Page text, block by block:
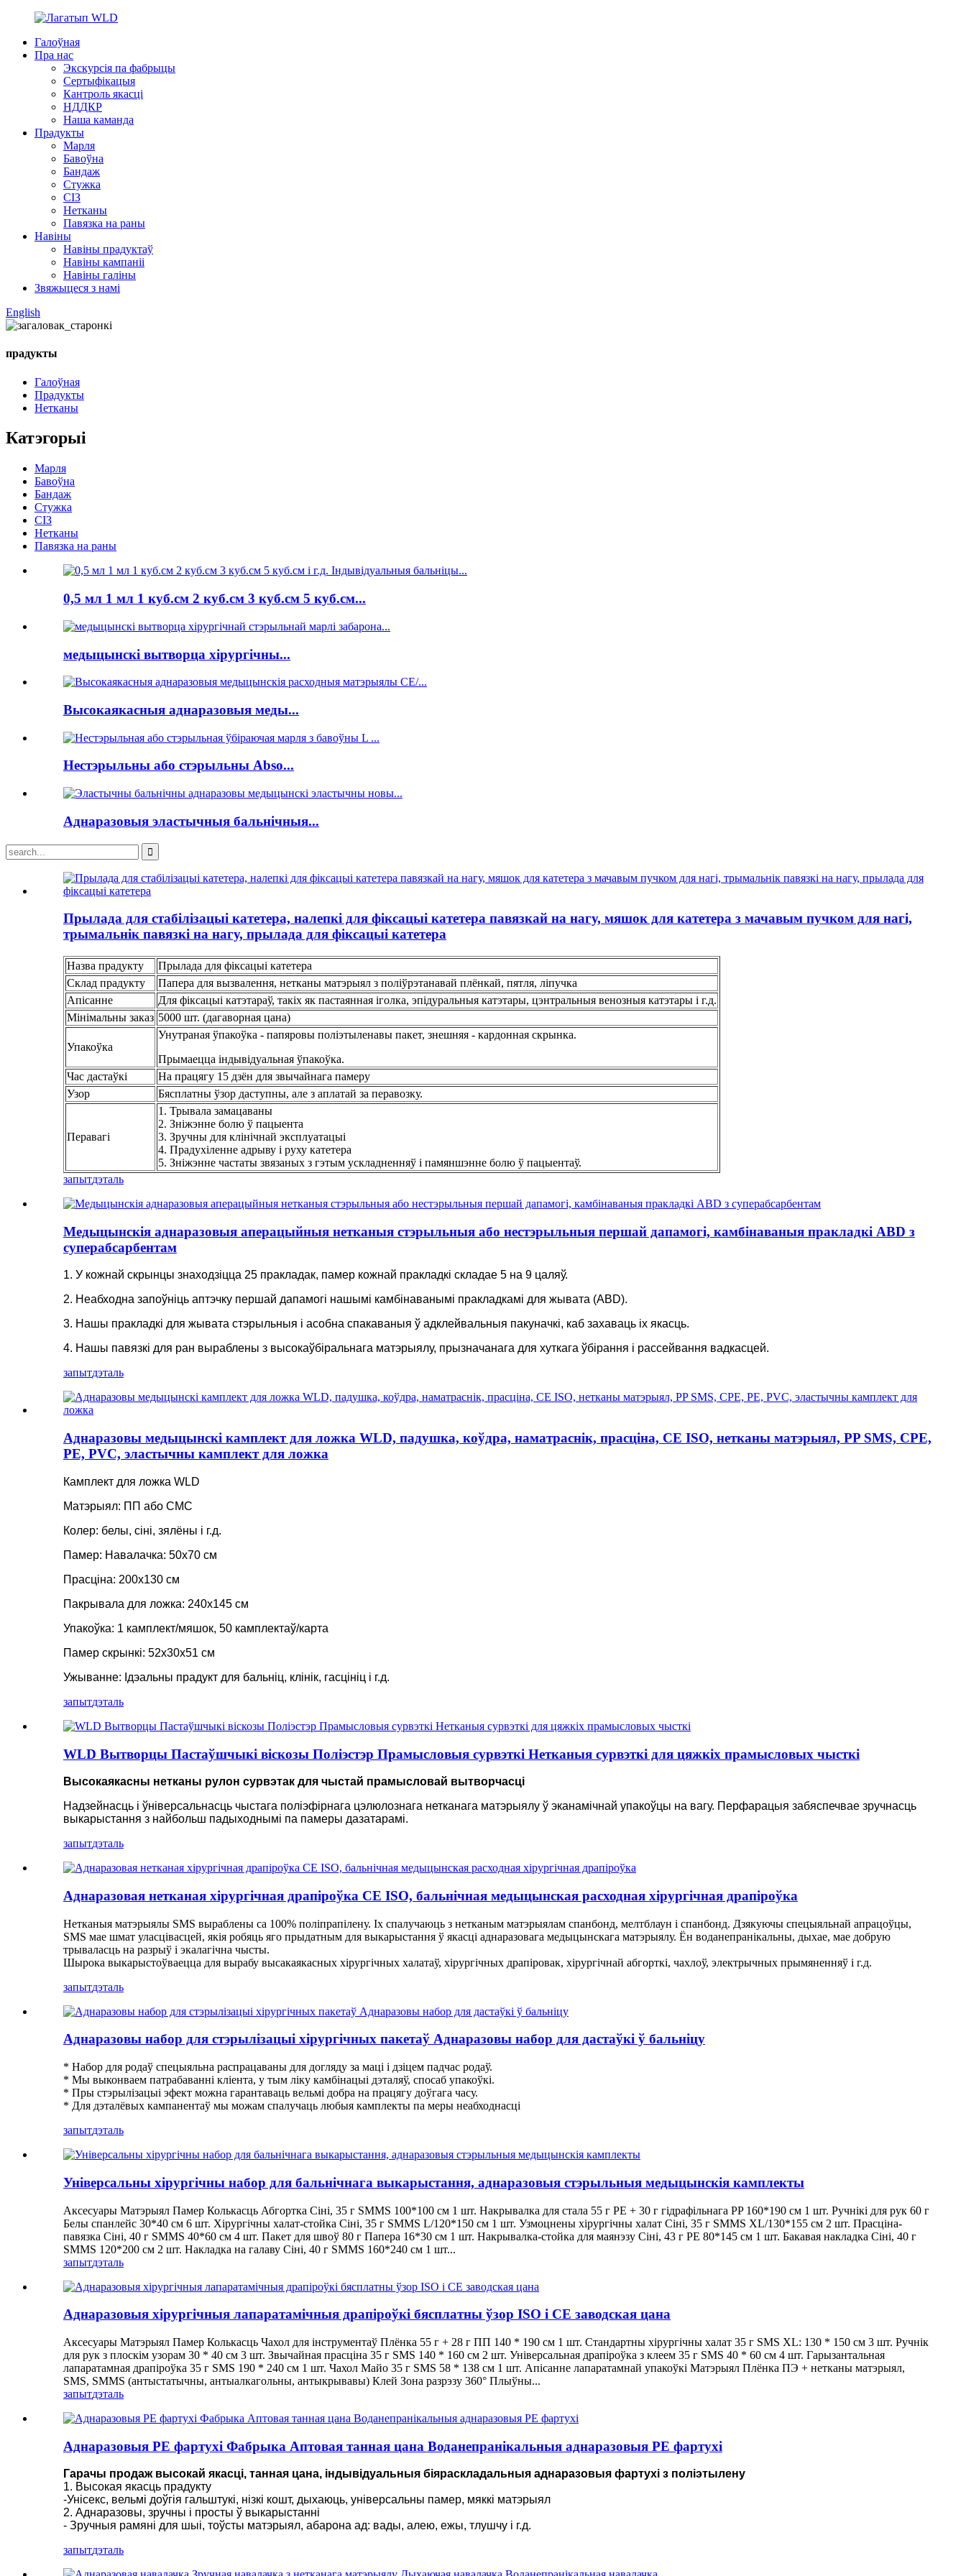
Галоўная
Пра нас
Экскурсія па фабрыцы
Сертыфікацыя
Кантроль якасці
НДДКР
Наша каманда
Прадукты
Марля
Бавоўна
Бандаж
Стужка
СІЗ
Нетканы
Павязка на раны
Навіны
Навіны прадуктаў
Навіны кампаніі
Навіны галіны
Звяжыцеся з намі
English
прадукты
Галоўная
Прадукты
Нетканы
Катэгорыі
Марля
Бавоўна
Бандаж
Стужка
СІЗ
Нетканы
Павязка на раны
0,5 мл 1 мл 1 куб.см 2 куб.см 3 куб.см 5 куб.см...
медыцынскі вытворца хірургічны...
Высокаякасныя аднаразовыя меды...
Нестэрыльны або стэрыльны Abso...
Аднаразовыя эластычныя бальнічныя...
Прылада для стабілізацыі катетера, налепкі для фіксацыі катетера павязкай на нагу, мяшок для катетера з мачавым пучком для нагі,
трымальнік павязкі на нагу, прылада для фіксацыі катетера
Назва прадукту
Прылада для фіксацыі катетера
Склад прадукту
Папера для вызвалення, нетканы матэрыял з поліўрэтанавай плёнкай, пятля, ліпучка
Апісанне
Для фіксацыі катэтараў, такіх як пастаянная іголка, эпідуральныя катэтары, цэнтральныя венозныя катэтары і г.д.
Мінімальны заказ 5000 шт. (дагаворная цана)
Упакоўка
Унутраная ўпакоўка - папяровы поліэтыленавы пакет, знешняя - кардонная скрынка.
Прымаецца індывідуальная ўпакоўка.
Час дастаўкі
На працягу 15 дзён для звычайнага памеру
Узор
Бясплатны ўзор даступны, але з аплатай за перавозку.
Перавагі
1. Трывала замацаваны
2. Зніжэнне болю ў пацыента
3. Зручны для клінічнай эксплуатацыі
4. Прадухіленне адрыву і руху катетера
5. Зніжэнне частаты звязаных з гэтым ускладненняў і памяншэнне болю ў пацыентаў.
запытдэталь
Медыцынскія аднаразовыя аперацыйныя нетканыя стэрыльныя або нестэрыльныя першай дапамогі, камбінаваныя пракладкі ABD з
суперабсарбентам
1. У кожнай скрынцы знаходзіцца 25 пракладак, памер кожнай пракладкі складае 5 на 9 цаляў.
2. Неабходна запоўніць аптэчку першай дапамогі нашымі камбінаванымі пракладкамі для жывата (ABD).
3. Нашы пракладкі для жывата стэрыльныя і асобна спакаваныя ў адклейвальныя пакуначкі, каб захаваць іх якасць.
4. Нашы павязкі для ран выраблены з высокаўбіральнага матэрыялу, прызначанага для хуткага ўбірання і рассейвання вадкасцей.
запытдэталь
Аднаразовы медыцынскі камплект для ложка WLD, падушка, коўдра, наматраснік, прасціна, CE ISO, нетканы матэрыял, PP SMS, CPE,
PE, PVC, эластычны камплект для ложка
Камплект для ложка WLD
Матэрыял: ПП або СМС
Колер: белы, сіні, зялёны і г.д.
Памер: Навалачка: 50x70 см
Прасціна: 200x130 см
Пакрывала для ложка: 240x145 см
Упакоўка: 1 камплект/мяшок, 50 камплектаў/карта
Памер скрынкі: 52x30x51 см
Ужыванне: Ідэальны прадукт для бальніц, клінік, гасцініц і г.д.
запытдэталь
WLD Вытворцы Пастаўшчыкі віскозы Поліэстэр Прамысловыя сурвэткі Нетканыя сурвэткі для цяжкіх прамысловых чысткі
Высокаякасны нетканы рулон сурвэтак для чыстай прамысловай вытворчасці
Надзейнасць і ўніверсальнасць чыстага поліэфірнага цэлюлознага нетканага матэрыялу ў эканамічнай упакоўцы на вагу. Перфарацыя забяспечвае зручнасць
выкарыстання з найбольш падыходнымі па памеры дазатарамі.
запытдэталь
Аднаразовая нетканая хірургічная драпіроўка CE ISO, бальнічная медыцынская расходная хірургічная драпіроўка
Нетканыя матэрыялы SMS выраблены са 100% поліпрапілену. Іх спалучаюць з нетканым матэрыялам спанбонд, мелтблаун і спанбонд. Дзякуючы спецыяльнай апрацоўцы,
SMS мае шмат уласцівасцей, якія робяць яго прыдатным для выкарыстання ў якасці аднаразовага медыцынскага матэрыялу. Ён воданепранікальны, дыхае, мае добрую
трываласць на разрыў і экалагічна чысты.
Шырока выкарыстоўваецца для вырабу высакаякасных хірургічных халатаў, хірургічных драпіровак, хірургічнай абгорткі, чахлоў, электрычных прымяненняў і г.д.
запытдэталь
Аднаразовы набор для стэрылізацыі хірургічных пакетаў Аднаразовы набор для дастаўкі ў бальніцу
* Набор для родаў спецыяльна распрацаваны для догляду за маці і дзіцем падчас родаў.
* Мы выконваем патрабаванні кліента, у тым ліку камбінацыі дэталяў, спосаб упакоўкі.
* Пры стэрылізацыі эфект можна гарантаваць вельмі добра на працягу доўгага часу.
* Для дэталёвых кампанентаў мы можам спалучаць любыя камплекты па меры неабходнасці
запытдэталь
Універсальны хірургічны набор для бальнічнага выкарыстання, аднаразовыя стэрыльныя медыцынскія камплекты
Аксесуары Матэрыял Памер Колькасць Абгортка Сіні, 35 г SMMS 100*100 см 1 шт. Накрывалка для стала 55 г PE + 30 г гідрафільнага PP 160*190 см 1 шт. Ручнікі для рук 60 г
Белы спанлейс 30*40 см 6 шт. Хірургічны халат-стойка Сіні, 35 г SMMS L/120*150 см 1 шт. Узмоцнены хірургічны халат Сіні, 35 г SMMS XL/130*155 см 2 шт. Прасціна-
павязка Сіні, 40 г SMMS 40*60 см 4 шт. Пакет для швоў 80 г Папера 16*30 см 1 шт. Накрывалка-стойка для маянэзу Сіні, 43 г PE 80*145 см 1 шт. Бакавая накладка Сіні, 40 г
SMMS 120*200 см 2 шт. Накладка на галаву Сіні, 40 г SMMS 160*240 см 1 шт...
запытдэталь
Аднаразовыя хірургічныя лапаратамічныя драпіроўкі бясплатны ўзор ISO і CE заводская цана
Аксесуары Матэрыял Памер Колькасць Чахол для інструментаў Плёнка 55 г + 28 г ПП 140 * 190 см 1 шт. Стандартны хірургічны халат 35 г SMS XL: 130 * 150 см 3 шт. Ручнік
для рук з плоскім узорам 30 * 40 см 3 шт. Звычайная прасціна 35 г SMS 140 * 160 см 2 шт. Універсальная драпіроўка з клеем 35 г SMS 40 * 60 см 4 шт. Гарызантальная
лапаратамная драпіроўка 35 г SMS 190 * 240 см 1 шт. Чахол Майо 35 г SMS 58 * 138 см 1 шт. Апісанне лапаратамнай упакоўкі Матэрыял Плёнка ПЭ + нетканы матэрыял,
SMS, SMMS (антыстатычны, антыалкагольны, антыкрывавы) Клей Зона разрэзу 360° Плыўны...
запытдэталь
Аднаразовыя PE фартухі Фабрыка Аптовая танная цана Воданепранікальныя аднаразовыя PE фартухі
Гарачы продаж высокай якасці, танная цана, індывідуальныя біяраскладальныя аднаразовыя фартухі з поліэтылену
1. Высокая якасць прадукту
-Унісекс, вельмі доўгія гальштукі, нізкі кошт, дыхаюць, універсальны памер, мяккі матэрыял
2. Аднаразовы, зручны і просты ў выкарыстанні
- Зручныя рамяні для шыі, тоўсты матэрыял, абарона ад: вады, алею, ежы, тлушчу і г.д.
запытдэталь